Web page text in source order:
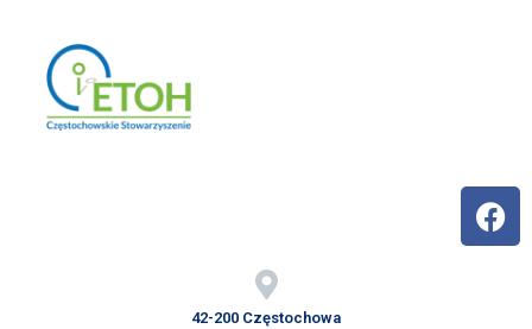
42-200 Częstochowa